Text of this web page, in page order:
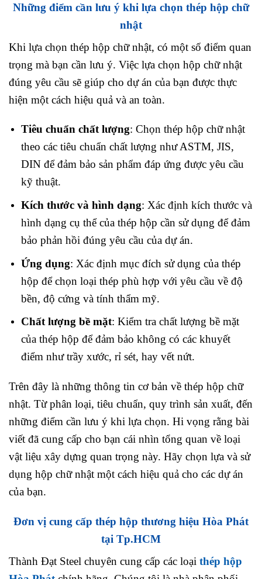
Những điểm cần lưu ý khi lựa chọn thép hộp chữ
nhật
Khi lựa chọn thép hộp chữ nhật, có một số điểm quan
trọng mà bạn cần lưu ý. Việc lựa chọn hộp chữ nhật
đúng yêu cầu sẽ giúp cho dự án của bạn được thực
hiện một cách hiệu quả và an toàn.
Tiêu chuẩn chất lượng: Chọn thép hộp chữ nhật
theo các tiêu chuẩn chất lượng như ASTM, JIS,
DIN để đảm bảo sản phẩm đáp ứng được yêu cầu
kỹ thuật.
Kích thước và hình dạng: Xác định kích thước và
hình dạng cụ thể của thép hộp cần sử dụng để đảm
bảo phản hồi đúng yêu cầu của dự án.
Ứng dụng: Xác định mục đích sử dụng của thép
hộp để chọn loại thép phù hợp với yêu cầu về độ
bền, độ cứng và tính thẩm mỹ.
Chất lượng bề mặt: Kiểm tra chất lượng bề mặt
của thép hộp để đảm bảo không có các khuyết
điểm như trầy xước, rỉ sét, hay vết nứt.
Trên đây là những thông tin cơ bản về thép hộp chữ
nhật. Từ phân loại, tiêu chuẩn, quy trình sản xuất, đến
những điểm cần lưu ý khi lựa chọn. Hi vọng rằng bài
viết đã cung cấp cho bạn cái nhìn tổng quan về loại
vật liệu xây dựng quan trọng này. Hãy chọn lựa và sử
dụng hộp chữ nhật một cách hiệu quả cho các dự án
của bạn.
Đơn vị cung cấp thép hộp thương hiệu Hòa Phát
tại Tp.HCM
Thành Đạt Steel chuyên cung cấp các loại thép hộp